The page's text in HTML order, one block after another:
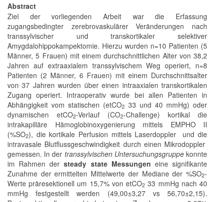
Abstract
Ziel der vorliegenden Arbeit war die Erfassung
zugangsbedingter zerebrovaskulärer Veränderungen nach
transsylvischer und transkortikaler selektiver
Amygdalohippokampektomie. Hierzu wurden n=10 Patienten (5
Männer, 5 Frauen) mit einem durchschnittlichen Alter von 38,2
Jahren auf extraaxialem transsylvischem Weg operiert, n=8
Patienten (2 Männer, 6 Frauen) mit einem Durchschnittsalter
von 37 Jahren wurden über einen intraaxialen transkortikalen
Zugang operiert. Intraoperativ wurde bei allen Patienten in
Abhängigkeit vom statischen (etCO2 33 und 40 mmHg) oder
dynamischen etCO2-Verlauf (CO2-Challenge) kortikal die
intrakapilläre Hämoglobinoxygenierung mittels EMPHO II
(%SO2), die kortikale Perfusion mittels Laserdoppler und die
intravasale Blutflussgeschwindigkeit durch einen Mikrodoppler
gemessen. In der transsylvischen Untersuchungsgruppekonnte
im Rahmen der steady state Messungen eine signifikante
Zunahme der ermittelten Mittelwerte der Mediane der %SO2-
Werte präresektionell um 15,7% von etCO2 33 mmHg nach 40
mmHg festgestellt werden (49,00±3,27 vs 56,70±2,15).